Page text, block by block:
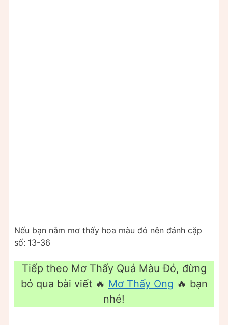
Nếu bạn nằm mơ thấy hoa màu đỏ nên đánh cặp
số: 13-36
Tiếp theo Mơ Thấy Quả Màu Đỏ, đừng
bỏ qua bài viết 🔥 Mơ Thấy Ong 🔥 bạn
nhé!